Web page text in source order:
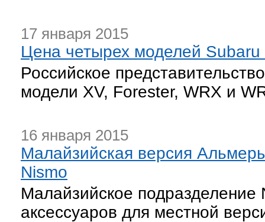
17 января 2015
Цена четырех моделей Subaru
Российское
модели XV, Forester, WRX и
16 января 2015
Малайзийская версия
Nismo
Малайзийское подразделение
аксессуаров для местной